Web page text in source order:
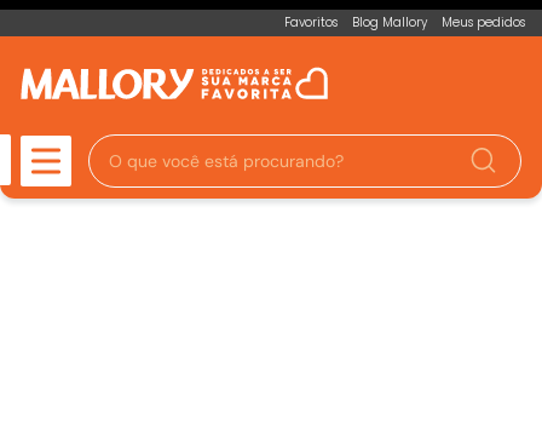
Favoritos Blog Mallory Meus pedidos
O que você está procurando?